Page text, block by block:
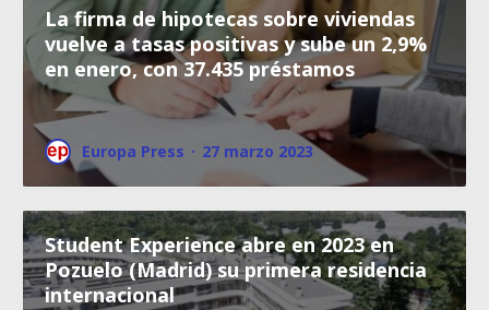
La firma de hipotecas sobre viviendas
vuelve a tasas positivas y sube un 2,9%
en enero, con 37.435 préstamos
Europa Press · 27 marzo 2023
Student Experience abre en 2023 en
Pozuelo (Madrid) su primera residencia
internacional